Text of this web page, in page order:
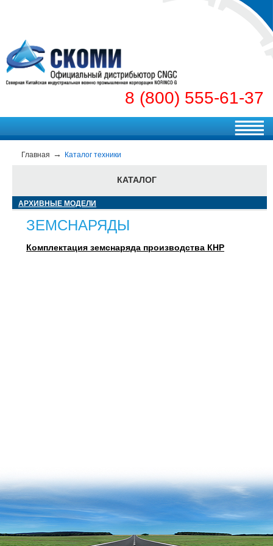
8 (800) 555-61-37
Главная Каталог техники
КАТАЛОГ
АРХИВНЫЕ МОДЕЛИ
ЗЕМСНАРЯДЫ
Комплектация земснаряда производства КНР